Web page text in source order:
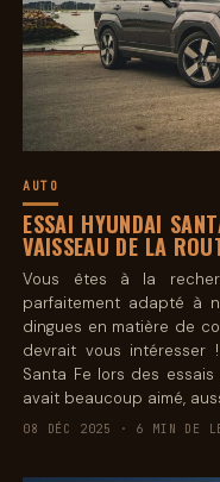
AUTO
ESSAI HYUNDAI
VAISSEAU DE LA
Vous êtes à la
parfaitement adapté à
dingues en matière de
devrait vous intéresser
Santa Fe lors des
avait beaucoup aimé,
08 DÉC 2025 · 6 MIN DE